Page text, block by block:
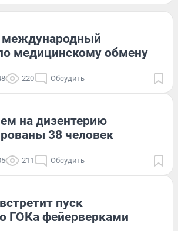
международный
медицинскому обмену
220 Обсудить
на дизентерию
38 человек
211 Обсудить
пуск
ГОКа фейерверками